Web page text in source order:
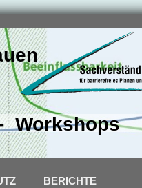
Workshops
BERICHTE